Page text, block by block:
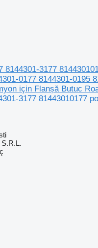
8144301-3177
0177 8144301-0195
için Flanșă Butuc
3177 81443010177